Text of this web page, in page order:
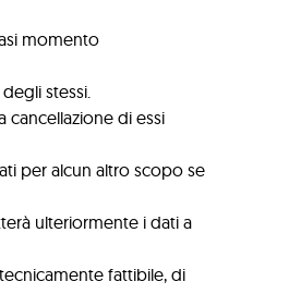
momento
stessi.
cancellazione di essi
per alcun altro scopo se
ulteriormente i dati a
fattibile, di